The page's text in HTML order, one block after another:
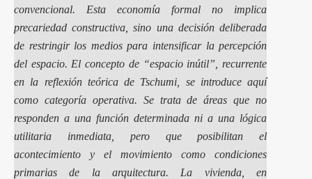
convencional. Esta economía formal no implica
precariedad constructiva, sino una decisión deliberada
de restringir los medios para intensificar la percepción
del espacio. El concepto de “espacio inútil”, recurrente
en la reflexión teórica de Tschumi, se introduce aquí
como categoría operativa. Se trata de áreas que no
responden a una función determinada ni a una lógica
utilitaria inmediata, pero que posibilitan el
acontecimiento y el movimiento como condiciones
primarias de la arquitectura. La vivienda, en